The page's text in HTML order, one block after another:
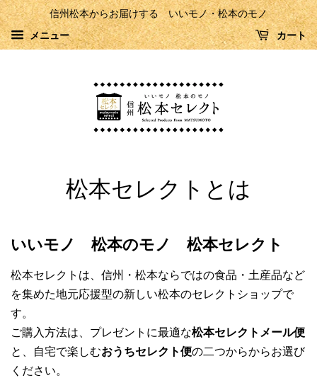
信州松本からお届けする いいモノ・松本のモノ
メニュー
カート
松本セレクトとは
いいモノ 松本のモノ 松本セレクト
松本セレクトは、信州・松本ならではの食品・土産品など
を集めた地元応援型の新しい松本のセレクトショップで
す。
ご購入方法は、プレゼントに最適な松本セレクトメール便
と、自宅で楽しむおうちセレクト便の二つからからお選び
ください。